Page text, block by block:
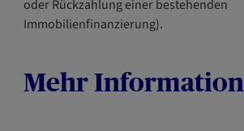
oder Rückzahlung einer bestehenden
Immobilienfinanzierung).
Mehr